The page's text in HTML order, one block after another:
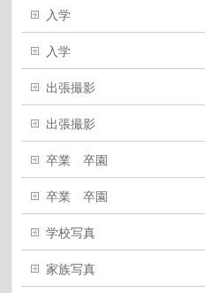
入学
入学
出張撮影
出張撮影
卒業 卒園
卒業 卒園
学校写真
家族写真